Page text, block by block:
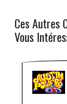
Ces Autres
Vous